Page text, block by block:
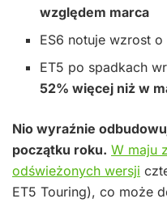
względem marca
ES6 notuje wzrost o
ET5 po spadkach
52% więcej niż w
Nio wyraźnie
początku roku. W maju
odświeżonych wersji
ET5 Touring), co może